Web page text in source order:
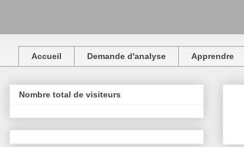
Accueil Demande d'analyse Apprendre
Nombre total de visiteurs